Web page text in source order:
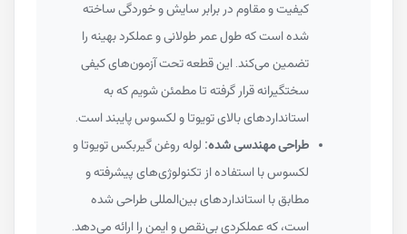
کیفیت و مقاوم در برابر سایش و خوردگی ساخته
شده است که طول عمر طولانی و عملکرد بهینه را
تضمین می‌کند. این قطعه تحت آزمون‌های کیفی
سختگیرانه قرار گرفته تا مطمئن شویم که به
استانداردهای بالای تویوتا و لکسوس پایبند است.
طراحی مهندسی شده:لوله روغن گیربکس تویوتا و
لکسوس با استفاده از تکنولوژی‌های پیشرفته و
مطابق با استانداردهای بین‌المللی طراحی شده
است، که عملکردی بی‌نقص و ایمن را ارائه می‌دهد.